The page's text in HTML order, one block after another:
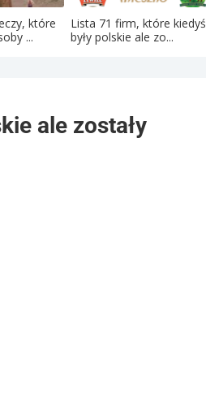
które
...
Lista 71 firm, które kiedyś
były polskie ale zo...
ale zostały